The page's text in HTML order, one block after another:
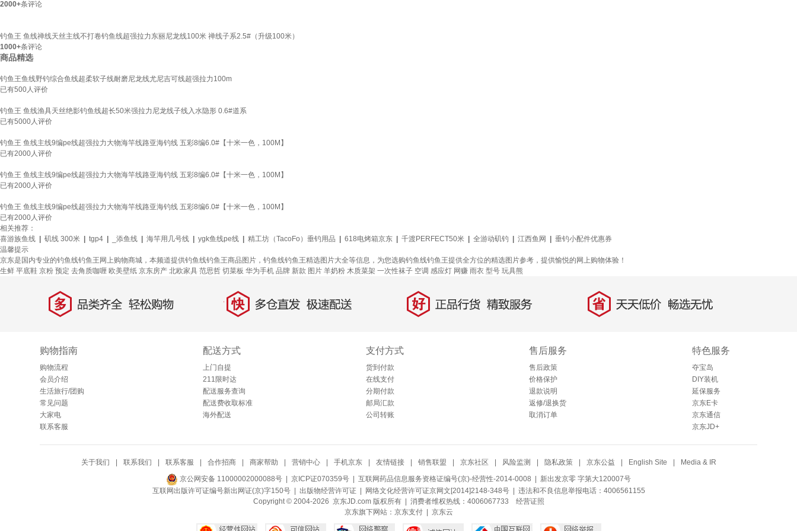
2000+条评论
钓鱼王 鱼线禅线天丝主线不打卷钓鱼线超强拉力东丽尼龙线100米 禅线子系2.5#（升级100米）
1000+条评论
商品精选
钓鱼王鱼线野钓综合鱼线超柔软子线耐磨尼龙线尤尼吉可线超强拉力100m
已有500人评价
钓鱼王 鱼线渔具天丝绝影钓鱼线超长50米强拉力尼龙线子线入水隐形 0.6#道系
已有5000人评价
钓鱼王 鱼线主线9编pe线超强拉力大物海竿线路亚海钓线 五彩8编6.0#【十米一色，100M】
已有2000人评价
钓鱼王 鱼线主线9编pe线超强拉力大物海竿线路亚海钓线 五彩8编6.0#【十米一色，100M】
已有2000人评价
钓鱼王 鱼线主线9编pe线超强拉力大物海竿线路亚海钓线 五彩8编6.0#【十米一色，100M】
已有2000人评价
相关推荐：
喜游族鱼线
矶线 300米 tgp4 _添鱼线 海竿用几号线 ygk鱼线pe线 精工坊（TacoFo）垂钓用品 618电烤箱京东 千渡PERFECT50米 全游动矶钓 江西鱼网
垂钓小配件优惠券
温馨提示
京东是国内专业的钓鱼线钓鱼王网上购物商城，本频道提供钓鱼线钓鱼王商品图片，钓鱼线钓鱼王精选图片大全等信息，为您选购钓鱼线钓鱼王提供全方位的精选图片参考，提供愉悦的网上购物体验！
生鲜 平底鞋 京粉 预定 去角质咖喱 欧美壁纸 京东房产 北欧家具 范思哲 切菜板 华为手机 品牌 新款 图片 羊奶粉 木质菜架 一次性袜子 空调 感应灯 网赚 雨衣 型号 玩具熊
多 品类齐全，轻松购物 快 多仓直发，极速配送 好 正品行货，精致服务 省 天天低价，畅选无忧
购物指南
购物流程
会员介绍
生活旅行/团购
常见问题
大家电
联系客服
配送方式
上门自提
211限时达
配送服务查询
配送费收取标准
海外配送
支付方式
货到付款
在线支付
分期付款
邮局汇款
公司转账
售后服务
售后政策
价格保护
退款说明
返修/退换货
取消订单
特色服务
夺宝岛
DIY装机
延保服务
京东E卡
京东通信
京东JD+
关于我们 联系我们 联系客服 合作招商 商家帮助 营销中心 手机京东 友情链接 销售联盟 京东社区 风险监测 隐私政策 京东公益 English Site Media & IR
京公网安备 11000002000088号 | 京ICP证070359号 | 互联网药品信息服务资格证编号(京)-经营性-2014-0008 | 新出发京零 字第大120007号
互联网出版许可证编号新出网证(京)字150号 | 出版物经营许可证| 网络文化经营许可证京网文[2014]2148-348号| 违法和不良信息举报电话：4006561155
Copyright © 2004-2026 京东JD.com 版权所有 | 消费者维权热线：4006067733 经营证照
京东旗下网站： 京东支付| 京东云